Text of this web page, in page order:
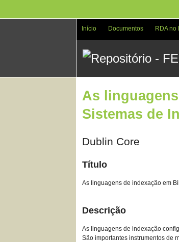
Início Documentos RDA no
As
Sistemas de
Dublin Core
Título
As linguagens de indexação em
Descrição
As linguagens de indexação
São importantes instrumentos de